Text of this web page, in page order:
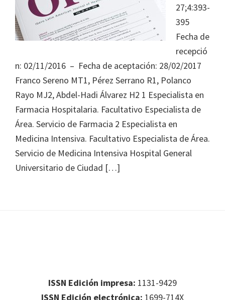
27;4:393-
395
Fecha de
recepció
n: 02/11/2016 – Fecha de aceptación: 28/02/2017
Franco Sereno MT1, Pérez Serrano R1, Polanco
Rayo MJ2, Abdel-Hadi Álvarez H2 1 Especialista en
Farmacia Hospitalaria. Facultativo Especialista de
Área. Servicio de Farmacia 2 Especialista en
Medicina Intensiva. Facultativo Especialista de Área.
Servicio de Medicina Intensiva Hospital General
Universitario de Ciudad […]
ISSN Edición impresa: 1131-9429
ISSN Edición electrónica: 1699-714X